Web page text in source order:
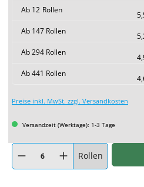
Ab 12 Rollen
Ab 147 Rollen
Ab294 Rollen
Ab441 Rollen
Preise inkl. MwSt. zzgl. Versandkosten
Versandzeit (Werktage): 1-3 Tage
Produkt Anzahl: Gib den gewünschten
Rollen